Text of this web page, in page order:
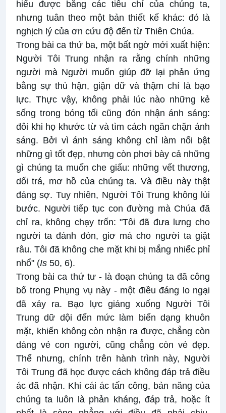
hiểu được bằng các tiêu chí của chúng ta,
nhưng tuân theo một bản thiết kế khác: đó là
nghịch lý của ơn cứu độ đến từ Thiên Chúa.
Trong bài ca thứ ba, một bất ngờ mới xuất hiện:
Người Tôi Trung nhận ra rằng chính những
người mà Người muốn giúp đỡ lại phản ứng
bằng sự thù hận, giận dữ và thậm chí là bạo
lực. Thực vậy, không phải lúc nào những kẻ
sống trong bóng tối cũng đón nhận ánh sáng:
đôi khi họ khước từ và tìm cách ngăn chặn ánh
sáng. Bởi vì ánh sáng không chỉ làm nổi bật
những gì tốt đẹp, nhưng còn phơi bày cả những
gì chúng ta muốn che giấu: những vết thương,
dối trá, mơ hồ của chúng ta. Và điều này thật
đáng sợ. Tuy nhiên, Người Tôi Trung không lùi
bước. Người tiếp tục con đường mà Chúa đã
chỉ ra, không chạy trốn: "Tôi đã đưa lưng cho
người ta đánh đòn, giơ má cho người ta giật
râu. Tôi đã không che mặt khi bị mắng nhiếc phỉ
nhổ" (Is 50, 6).
Trong bài ca thứ tư - là đoạn chúng ta đã công
bố trong Phụng vụ này - một điều đáng lo ngại
đã xảy ra. Bạo lực giáng xuống Người Tôi
Trung dữ dội đến mức làm biến dạng khuôn
mặt, khiến không còn nhận ra được, chẳng còn
dáng vẻ con người, cũng chẳng còn vẻ đẹp.
Thế nhưng, chính trên hành trình này, Người
Tôi Trung đã học được cách không đáp trả điều
ác đã nhận. Khi cái ác tấn công, bản năng của
chúng ta luôn là phản kháng, đáp trả, hoặc ít